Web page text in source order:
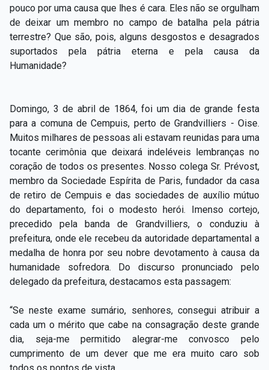
pouco por uma causa que lhes é cara. Eles não se orgulham
de deixar um membro no campo de batalha pela pátria
terrestre? Que são, pois, alguns desgostos e desagrados
suportados pela pátria eterna e pela causa da
Humanidade?
Domingo, 3 de abril de 1864, foi um dia de grande festa
para a comuna de Cempuis, perto de Grandvilliers - Oise.
Muitos milhares de pessoas ali estavam reunidas para uma
tocante cerimônia que deixará indeléveis lembranças no
coração de todos os presentes. Nosso colega Sr. Prévost,
membro da Sociedade Espírita de Paris, fundador da casa
de retiro de Cempuis e das sociedades de auxílio mútuo
do departamento, foi o modesto herói. Imenso cortejo,
precedido pela banda de Grandvilliers, o conduziu à
prefeitura, onde ele recebeu da autoridade departamental a
medalha de honra por seu nobre devotamento à causa da
humanidade sofredora. Do discurso pronunciado pelo
delegado da prefeitura, destacamos esta passagem:
“Se neste exame sumário, senhores, consegui atribuir a
cada um o mérito que cabe na consagração deste grande
dia, seja-me permitido alegrar-me convosco pelo
cumprimento de um dever que me era muito caro sob